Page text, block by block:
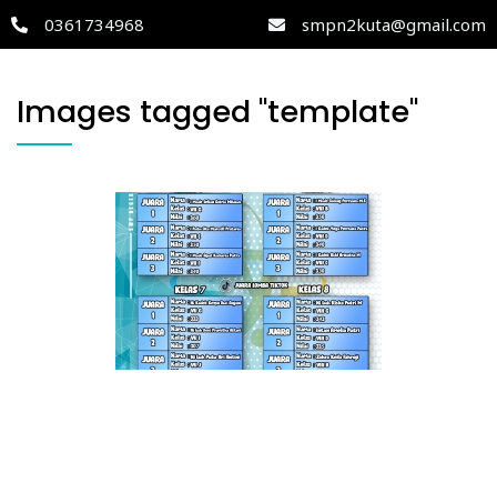
0361734968 smpn2kuta@gmail.com
Images tagged "template"